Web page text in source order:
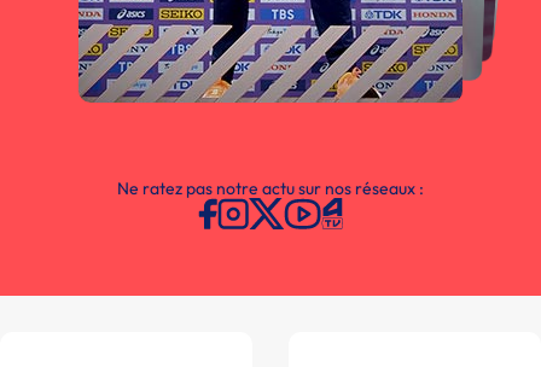
Ne ratez pas notre actu sur nos réseaux :